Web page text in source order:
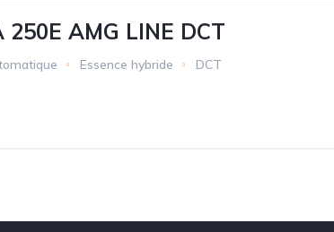
250E AMG LINE DCT
Essence hybride DCT